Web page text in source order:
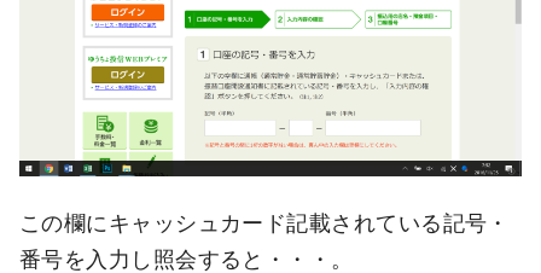
この欄にキャッシュカード記載されている記号・
番号を入力し照会すると・・・。